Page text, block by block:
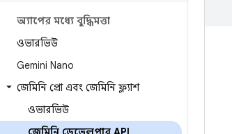
অ্যাপের মধ্যে বুদ্ধিমত্তা
ওভারভিউ
Gemini Nano
জেমিনি প্রো এবং জেমিনি ফ্ল্যাশ
ওভারভিউ